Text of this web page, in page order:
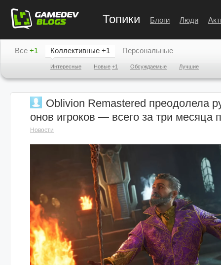
Топики Блоги Люди
Все +1 Коллективные +1
Интересные Новые +1 Обсуждаемые Лучшие
Персональные
Oblivion Remastered преодолела
онов игроков — всего за три месяца
Новости